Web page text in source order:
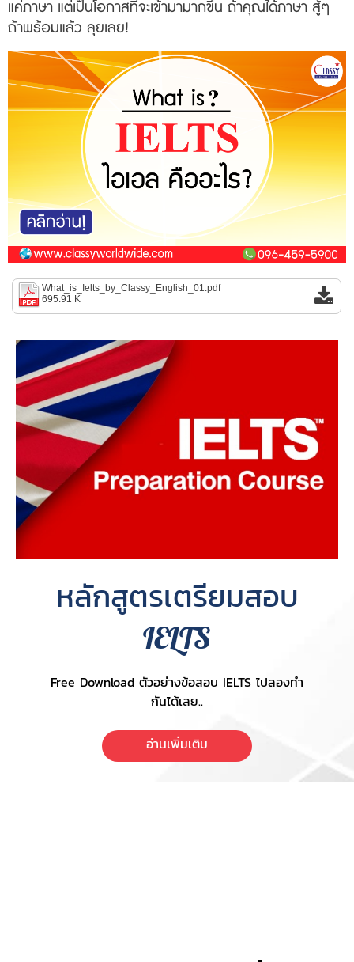
แค่ภาษา แต่เป็นโอกาสที่จะเข้ามามากขึ้น ถ้าคุณได้ภาษา สู้ๆ
ถ้าพร้อมแล้ว ลุยเลย!
What_is_Ielts_by_Classy_English_01.pdf
695.91 K
หลักสูตรเตรียมสอบ
IELTS
Free Download ตัวอย่างข้อสอบ IELTS ไปลองทำ
กันได้เลย..
อ่านเพิ่มเติม